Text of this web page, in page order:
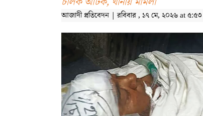
আজাদী প্রতিবেদন | রবিবার , ১৭ মে, ২০২৬ at ৫:৫৩